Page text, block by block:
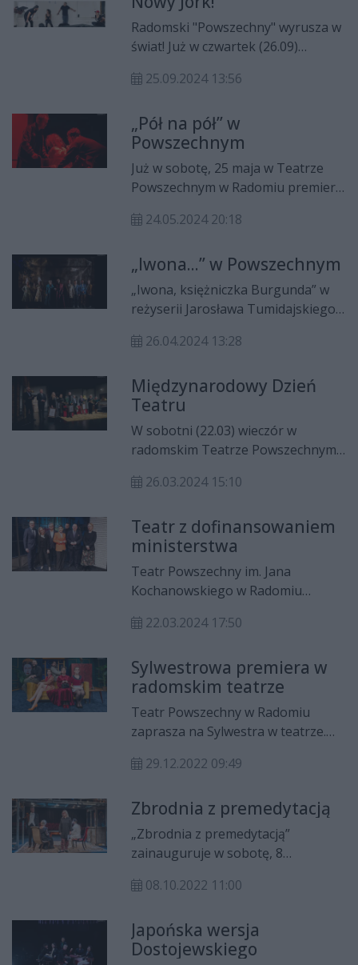
Stanów Zjednoczonych. Ogłoszenie
werdyktu jest planowane na
poniedziałek, 21 października.
Radomski "Powszechny" wyrusza w
świat! Już w czwartek (26.09)
Spektakl został przygotowany
nowojorskim teatrem La MaMa.
25.09.2024 13:56
„Pół na pół” w
Powszechnym
Już w sobotę, 25 maja w Teatrze
Powszechnym w Radomiu premiera
reżyserii Błażeja Peszka.
24.05.2024 20:18
„Iwona...” w Powszechnym
„Iwona, księżniczka Burgunda” w
reżyserii Jarosława Tumidajskiego
Powszechnego w Radomiu.
Międzynarodowym Festiwalu
Gombrowiczowskim.
26.04.2024 13:28
Międzynarodowy Dzień
Teatru
W sobotni (22.03) wieczór w
radomskim Teatrze Powszechnym
Międzynarodowego Dnia Teatru.
Gloria Artis i Pro Masovia.
26.03.2024 15:10
Teatr z dofinansowaniem
ministerstwa
Teatr Powszechny im. Jana
Kochanowskiego w Radomiu
Ministerstwa Kultury i Dziedzictwa
na modernizację oświetlenia dużej
sceny oraz 300 tys. zł na
organizację Festiwalu
Gombrowiczowskiego. Dodatkowo,
dzięki kwocie 150 tys. zł, inne
polskie teatry, cenione przez
występowania w Radomiu.
22.03.2024 17:50
Sylwestrowa premiera w
radomskim teatrze
Teatr Powszechny w Radomiu
zaprasza na Sylwestra w teatrze.
na parlament" w reżyserii Jarosława
29.12.2022 09:49
Zbrodnia z premedytacją
„Zbrodnia z premedytacją”
zainauguruje w sobotę, 8
Międzynarodowy Festiwal
08.10.2022 11:00
Japońska wersja
Dostojewskiego